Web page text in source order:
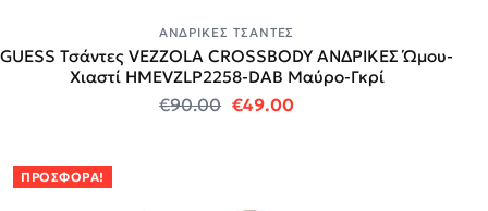
ΑΝΔΡΙΚΈΣ ΤΣΆΝΤΕΣ
GUESS Τσάντες VEZZOLA CROSSBODY ΑΝΔΡΙΚΕΣ Ώμου-
Χιαστί HMEVZLP2258-DAB Μαύρο-Γκρί
€90.00 Original price was: €90.00.
€49.00Η τρέχουσα τιμή
ΠΡΟΣΦΟΡΆ!